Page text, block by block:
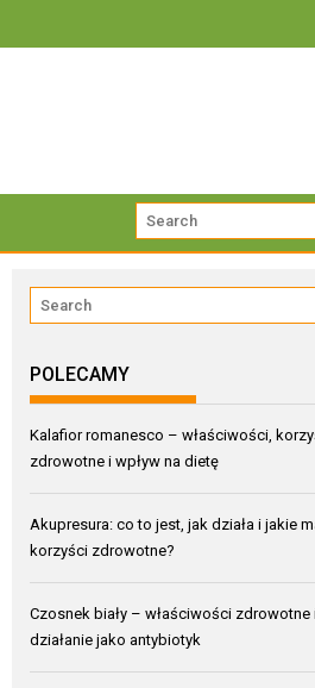
POLECAMY
Kalafior romanesco – właściwości,
zdrowotne i wpływ na dietę
Akupresura: co to jest, jak działa i jakie
korzyści zdrowotne?
Czosnek biały – właściwości zdrowotne
działanie jako antybiotyk